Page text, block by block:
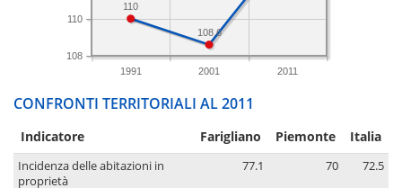
1991 2001 2011
108
110
108.6
110
CONFRONTI TERRITORIALI AL 2011
Indicatore Farigliano Piemonte Italia
Incidenza delle abitazioni in
proprietà
77.1 70 72.5